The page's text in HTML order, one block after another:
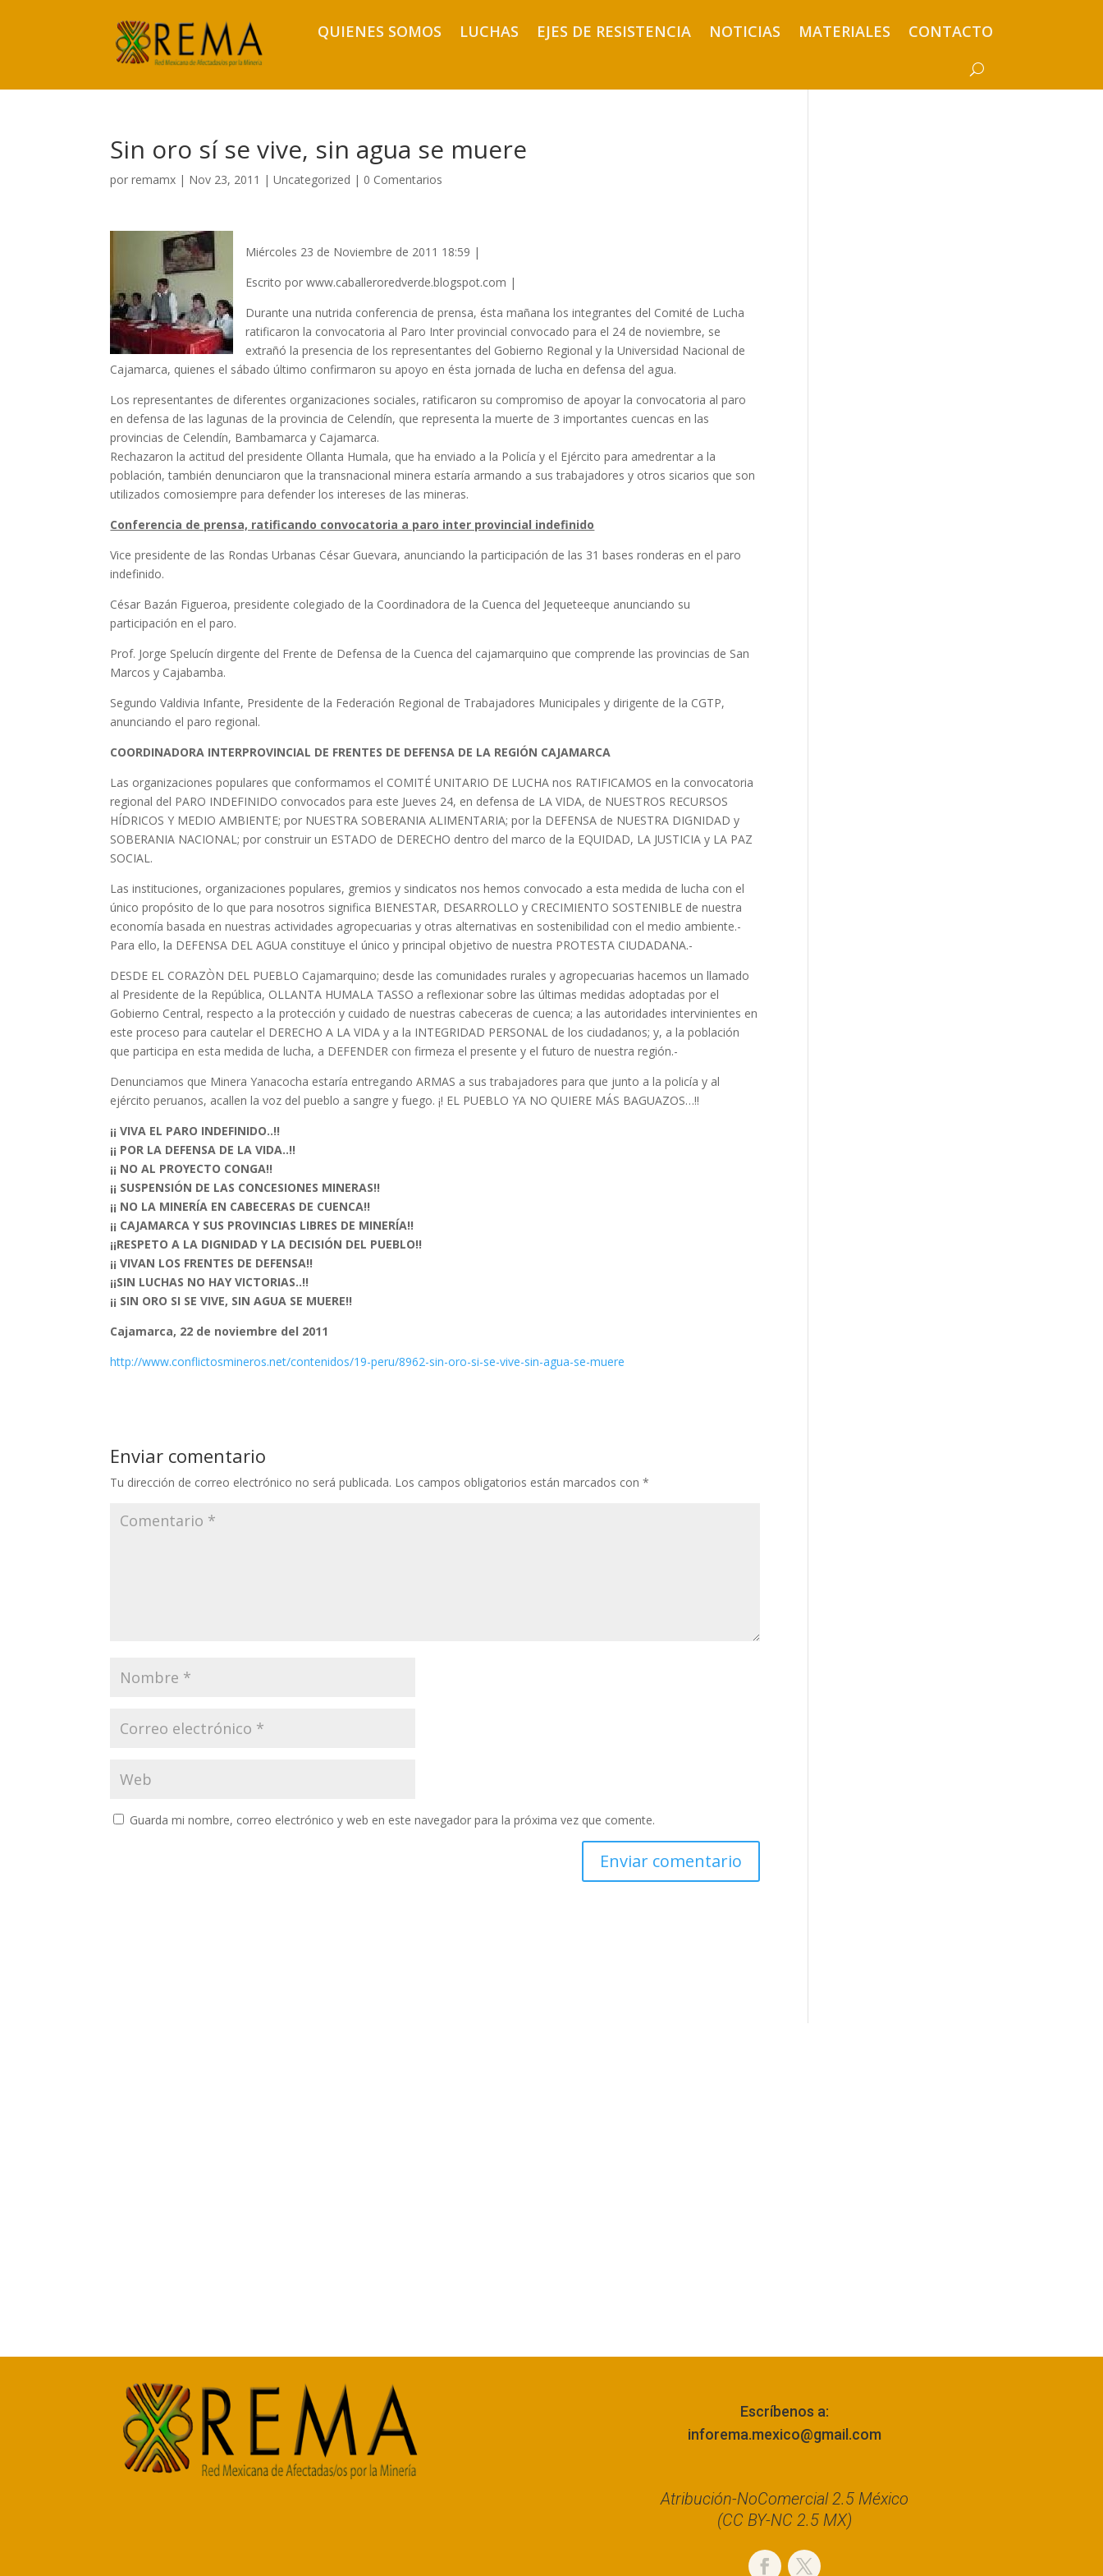
QUIENES SOMOS LUCHAS EJES DE RESISTENCIA NOTICIAS MATERIALES CONTACTO
Sin oro sí se vive, sin agua se muere
porremamx | Nov 23, 2011 |Uncategorized | 0 Comentarios
Miércoles 23 de Noviembre de 2011 18:59 |
Escrito por www.caballeroredverde.blogspot.com |
Durante una nutrida conferencia de prensa, ésta mañana los integrantes del Comité de Lucha
ratificaron la convocatoria al Paro Inter provincial convocado para el 24 de noviembre, se
extrañó la presencia de los representantes del Gobierno Regional y la Universidad Nacional de
Cajamarca, quienes el sábado último confirmaron su apoyo en ésta jornada de lucha en defensa del agua.
Los representantes de diferentes organizaciones sociales, ratificaron su compromiso de apoyar la convocatoria al paro
en defensa de las lagunas de la provincia de Celendín, que representa la muerte de 3 importantes cuencas en las
provincias de Celendín, Bambamarca y Cajamarca.
Rechazaron la actitud del presidente Ollanta Humala, que ha enviado a la Policía y el Ejército para amedrentar a la
población, también denunciaron que la transnacional minera estaría armando a sus trabajadores y otros sicarios que son
utilizados comosiempre para defender los intereses de las mineras.
Conferencia de prensa, ratificando convocatoria a paro inter provincial indefinido
Vice presidente de las Rondas Urbanas César Guevara, anunciando la participación de las 31 bases ronderas en el paro
indefinido.
César Bazán Figueroa, presidente colegiado de la Coordinadora de la Cuenca del Jequeteeque anunciando su
participación en el paro.
Prof. Jorge Spelucín dirgente del Frente de Defensa de la Cuenca del cajamarquino que comprende las provincias de San
Marcos y Cajabamba.
Segundo Valdivia Infante, Presidente de la Federación Regional de Trabajadores Municipales y dirigente de la CGTP,
anunciando el paro regional.
COORDINADORA INTERPROVINCIAL DE FRENTES DE DEFENSA DE LA REGIÓN CAJAMARCA
Las organizaciones populares que conformamos el COMITÉ UNITARIO DE LUCHA nos RATIFICAMOS en la convocatoria
regional del PARO INDEFINIDO convocados para este Jueves 24, en defensa de LA VIDA, de NUESTROS RECURSOS
HÍDRICOS Y MEDIO AMBIENTE; por NUESTRA SOBERANIA ALIMENTARIA; por la DEFENSA de NUESTRA DIGNIDAD y
SOBERANIA NACIONAL; por construir un ESTADO de DERECHO dentro del marco de la EQUIDAD, LA JUSTICIA y LA PAZ
SOCIAL.
Las instituciones, organizaciones populares, gremios y sindicatos nos hemos convocado a esta medida de lucha con el
único propósito de lo que para nosotros significa BIENESTAR, DESARROLLO y CRECIMIENTO SOSTENIBLE de nuestra
economía basada en nuestras actividades agropecuarias y otras alternativas en sostenibilidad con el medio ambiente.-
Para ello, la DEFENSA DEL AGUA constituye el único y principal objetivo de nuestra PROTESTA CIUDADANA.-
DESDE EL CORAZÒN DEL PUEBLO Cajamarquino; desde las comunidades rurales y agropecuarias hacemos un llamado
al Presidente de la República, OLLANTA HUMALA TASSO a reflexionar sobre las últimas medidas adoptadas por el
Gobierno Central, respecto a la protección y cuidado de nuestras cabeceras de cuenca; a las autoridades intervinientes en
este proceso para cautelar el DERECHO A LA VIDA y a la INTEGRIDAD PERSONAL de los ciudadanos; y, a la población
que participa en esta medida de lucha, a DEFENDER con firmeza el presente y el futuro de nuestra región.-
Denunciamos que Minera Yanacocha estaría entregando ARMAS a sus trabajadores para que junto a la policía y al
ejército peruanos, acallen la voz del pueblo a sangre y fuego. ¡! EL PUEBLO YA NO QUIERE MÁS BAGUAZOS…!!
¡¡ VIVA EL PARO INDEFINIDO..!!
¡¡ POR LA DEFENSA DE LA VIDA..!!
¡¡ NO AL PROYECTO CONGA!!
¡¡ SUSPENSIÓN DE LAS CONCESIONES MINERAS!!
¡¡ NO LA MINERÍA EN CABECERAS DE CUENCA!!
¡¡ CAJAMARCA Y SUS PROVINCIAS LIBRES DE MINERÍA!!
¡¡RESPETO A LA DIGNIDAD Y LA DECISIÓN DEL PUEBLO!!
¡¡ VIVAN LOS FRENTES DE DEFENSA!!
¡¡SIN LUCHAS NO HAY VICTORIAS..!!
¡¡ SIN ORO SI SE VIVE, SIN AGUA SE MUERE!!
Cajamarca, 22 de noviembre del 2011
http://www.conflictosmineros.net/contenidos/19-peru/8962-sin-oro-si-se-vive-sin-agua-se-muere
Enviar comentario
Tu dirección de correo electrónico no será publicada. Los campos obligatorios están marcados con*
Guarda mi nombre, correo electrónico y web en este navegador para la próxima vez que comente.
Escríbenos a:
inforema.mexico@gmail.com
Atribución-NoComercial 2.5 México
(CC BY-NC 2.5 MX)